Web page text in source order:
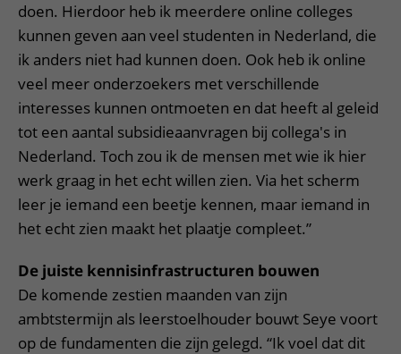
doen. Hierdoor heb ik meerdere online colleges
kunnen geven aan veel studenten in Nederland, die
ik anders niet had kunnen doen. Ook heb ik online
veel meer onderzoekers met verschillende
interesses kunnen ontmoeten en dat heeft al geleid
tot een aantal subsidieaanvragen bij collega's in
Nederland. Toch zou ik de mensen met wie ik hier
werk graag in het echt willen zien. Via het scherm
leer je iemand een beetje kennen, maar iemand in
het echt zien maakt het plaatje compleet.”
De juiste kennisinfrastructuren bouwen
De komende zestien maanden van zijn
ambtstermijn als leerstoelhouder bouwt Seye voort
op de fundamenten die zijn gelegd. “Ik voel dat dit